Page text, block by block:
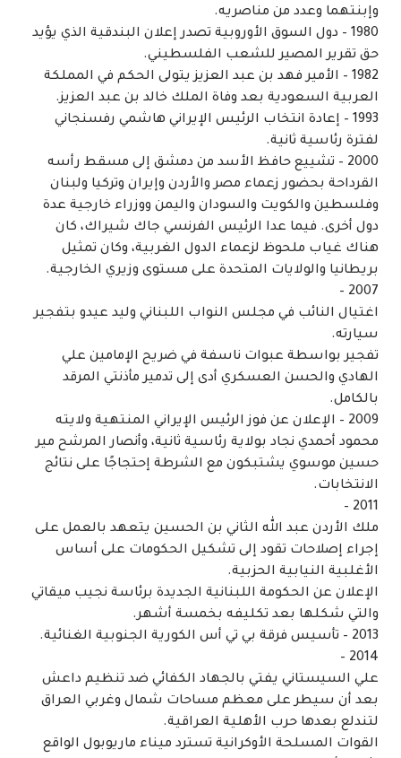
وإبنتهما وعدد من مناصريه.
1980 – دول السوق الأوروبية تصدر إعلان البندقية الذي يؤيد
حق تقرير المصير للشعب الفلسطيني.
1982 – الأمير فهد بن عبد العزيز يتولى الحكم في المملكة
العربية السعودية بعد وفاة الملك خالد بن عبد العزيز.
1993 – إعادة انتخاب الرئيس الإيراني هاشمي رفسنجاني
لفترة رئاسية ثانية.
2000 – تشييع حافظ الأسد من دمشق إلى مسقط رأسه
القرداحة بحضور زعماء مصر والأردن وإيران وتركيا ولبنان
وفلسطين والكويت والسودان واليمن ووزراء خارجية عدة
دول أخرى. فيما عدا الرئيس الفرنسي جاك شيراك، كان
هناك غياب ملحوظ لزعماء الدول الغربية، وكان تمثيل
بريطانيا والولايات المتحدة على مستوى وزيري الخارجية.
2007 –
اغتيال النائب في مجلس النواب اللبناني وليد عيدو بتفجير
سيارته.
تفجير بواسطة عبوات ناسفة في ضريح الإمامين علي
الهادي والحسن العسكري أدى إلى تدمير مأذنتي المرقد
بالكامل.
2009 – الإعلان عن فوز الرئيس الإيراني المنتهية ولايته
محمود أحمدي نجاد بولاية رئاسية ثانية، وأنصار المرشح مير
حسين موسوي يشتبكون مع الشرطة إحتجاجًا على نتائج
الانتخابات.
2011 –
ملك الأردن عبد الله الثاني بن الحسين يتعهد بالعمل على
إجراء إصلاحات تقود إلى تشكيل الحكومات على أساس
الأغلبية النيابية الحزبية.
الإعلان عن الحكومة اللبنانية الجديدة برئاسة نجيب ميقاتي
والتي شكلها بعد تكليفه بخمسة أشهر.
2013 – تأسيس فرقة بي تي أس الكورية الجنوبية الغنائية.
2014 –
علي السيستاني يفتي بالجهاد الكفائي ضد تنظيم داعش
بعد أن سيطر على معظم مساحات شمال وغربي العراق
لتندلع بعدها حرب الأهلية العراقية.
القوات المسلحة الأوكرانية تسترد ميناء ماريوبول الواقع